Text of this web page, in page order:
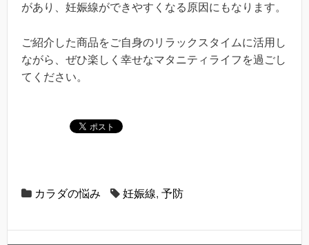
があり、妊娠線ができやすくなる原因にもなります。
ご紹介した商品をご自身のリラックスタイムに活用し
ながら、ぜひ楽しく幸せなマタニティライフを過ごし
てください。
カラダの悩み 妊娠線, 予防